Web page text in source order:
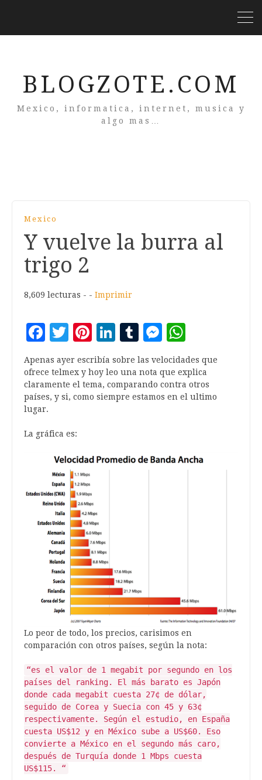
BLOGZOTE.COM
Mexico, informatica, internet, musica y
algo mas…
Mexico
Y vuelve la burra al
trigo 2
8,609 lecturas - - Imprimir
Facebook
Twitter
Pinterest
LinkedIn
Tumblr
Messenger
Apenas ayer escribía sobre las velocidades que
ofrece telmex y hoy leo una nota que explica
claramente el tema, comparando contra otros
países, y si, como siempre estamos en el ultimo
lugar.
La gráfica es:
Lo peor de todo, los precios, carisimos en
comparación con otros países, según la nota:
“es el valor de 1 megabit por segundo en los
países del ranking. El más barato es Japón
donde cada megabit cuesta 27¢ de dólar,
seguido de Corea y Suecia con 45 y 63¢
respectivamente. Según el estudio, en España
cuesta US$12 y en México sube a US$60. Eso
convierte a México en el segundo más caro,
después de Turquía donde 1 Mbps cuesta
US$115. “